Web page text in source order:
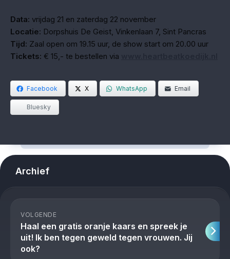
Data: vrijdag 21 en zaterdag 22 november
Locatie: Dorpshuis De Geist, Vinkenlaan 7, Sint Pancras
Tijd: Zaal open om 19.15 uur, de show start om 20.00 uur
Tickets: € 15,- te bestellen via
Facebook X WhatsApp Email
Bluesky
Archief
VOLGENDE
Haal een gratis oranje kaars en spreek je
uit! Ik ben tegen geweld tegen vrouwen. Jij
ook?